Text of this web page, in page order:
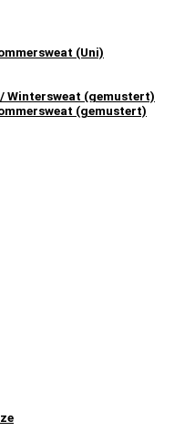
(Uni)
Wintersweat (gemustert)
(gemustert)